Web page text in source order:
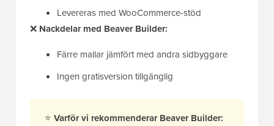
Levereras med WooCommerce-stöd
❌ Nackdelar med Beaver Builder:
Färre mallar jämfört med andra sidbyggare
Ingen gratisversion tillgänglig
⭐ Varför vi rekommenderar Beaver Builder: